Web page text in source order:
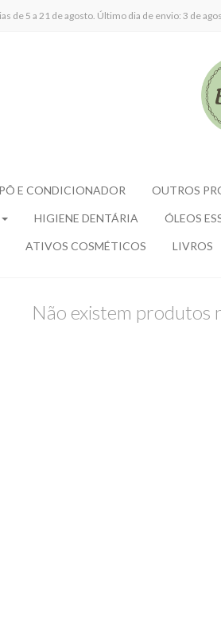
de 5 a 21 de agosto. Último dia de envio: 3 de
E CONDICIONADOR OUTROS
HIGIENE DENTÁRIA ÓLEOS
ATIVOS COSMÉTICOS LIVROS
Não existem produtos